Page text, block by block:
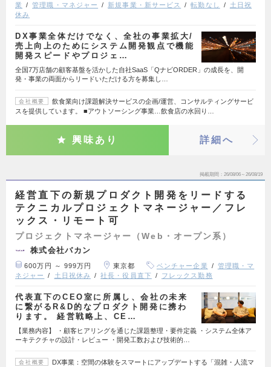
業
管理職・マネジャー 新規事業・新サービス 転勤なし
土日祝
休み
DX事業全体だけでなく、全社の事業拡大/
売上向上のためにシステム開発観点で機能
開発スピードやプロジェ…
全国7万店舗の顧客基盤を活かした自社SaaS「QナビORDER」の成長を、開
発・事業の両面からリードいただける方を募集し…
会社概要
飲食業向け課題解決サービスの企画/運営、コンサルティングサービ
スを提供しています。 ■アウトソーシング事業…飲食店の水回り…
興味あり 詳細へ
掲載期間 26/08/06～26/08/19
経営直下の新規プロダクト開発をリードする
テクニカルプロジェクトマネージャー／フレ
ックス・リモート可
プロジェクトマネージャー（Web・オープン系）
株式会社バカン
600万円 ～ 999万円 東京都 ベンチャー企業
管理職・マ
ネジャー
土日祝休み 社長・役員直下 フレックス勤務
代表直下のCEO室に所属し、会社の未来
に繋がるR&D的なプロダクト開発に携わ
ります。 経営戦略上、CE…
【業務内容】 ・顧客ヒアリングを通じた課題整理・要件定義 ・システム全体ア
ーキテクチャの設計・レビュー ・開発工数および技術的…
会社概要
DX事業：空間の体験をスマートにアップデートする「混雑・人流マ